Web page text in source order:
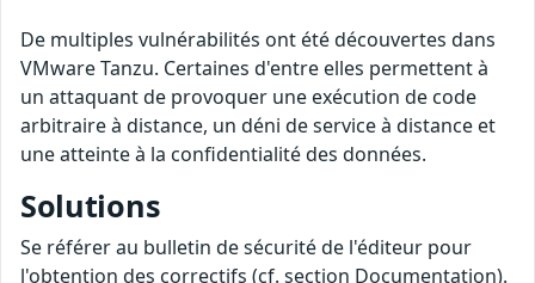
De multiples vulnérabilités ont été découvertes dans
VMware Tanzu. Certaines d'entre elles permettent à
un attaquant de provoquer une exécution de code
arbitraire à distance, un déni de service à distance et
une atteinte à la confidentialité des données.
Solutions
Se référer au bulletin de sécurité de l'éditeur pour
l'obtention des correctifs (cf. section Documentation).